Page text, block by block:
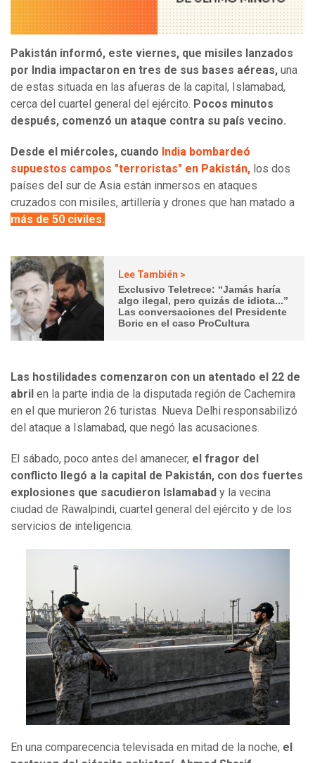
Pakistán informó, este viernes, que misiles lanzados
por India impactaron en tres de sus bases aéreas, una
de estas situada en las afueras de la capital, Islamabad,
cerca del cuartel general del ejército. Pocos minutos
después, comenzó un ataque contra su país vecino.
Desde el miércoles, cuando India bombardeó
supuestos campos "terroristas" en Pakistán, los dos
países del sur de Asia están inmersos en ataques
cruzados con misiles, artillería y drones que han matado a
más de 50 civiles.
Lee También >
Exclusivo Teletrece: “Jamás haría
algo ilegal, pero quizás de idiota...”
Las conversaciones del Presidente
Boric en el caso ProCultura
Las hostilidades comenzaron con un atentado el 22 de
abril en la parte india de la disputada región de Cachemira
en el que murieron 26 turistas. Nueva Delhi responsabilizó
del ataque a Islamabad, que negó las acusaciones.
El sábado, poco antes del amanecer, el fragor del
conflicto llegó a la capital de Pakistán, con dos fuertes
explosiones que sacudieron Islamabad y la vecina
ciudad de Rawalpindi, cuartel general del ejército y de los
servicios de inteligencia.
En una comparecencia televisada en mitad de la noche, el